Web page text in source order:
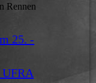
Rennen
25. -
UFRA